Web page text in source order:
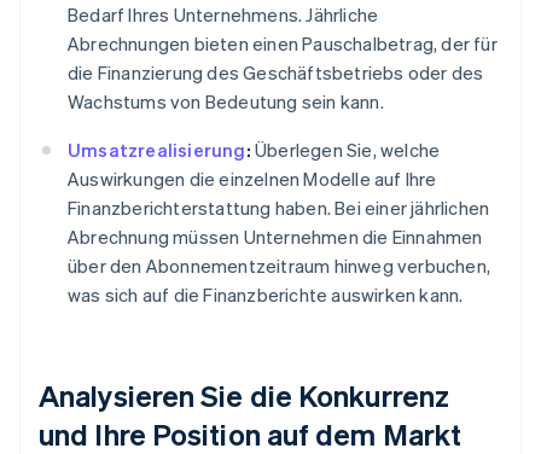
Bedarf Ihres Unternehmens. Jährliche
Abrechnungen bieten einen Pauschalbetrag, der für
die Finanzierung des Geschäftsbetriebs oder des
Wachstums von Bedeutung sein kann.
Umsatzrealisierung: Überlegen Sie, welche
Auswirkungen die einzelnen Modelle auf Ihre
Finanzberichterstattung haben. Bei einer jährlichen
Abrechnung müssen Unternehmen die Einnahmen
über den Abonnementzeitraum hinweg verbuchen,
was sich auf die Finanzberichte auswirken kann.
Analysieren Sie die Konkurrenz
und Ihre Position auf dem Markt